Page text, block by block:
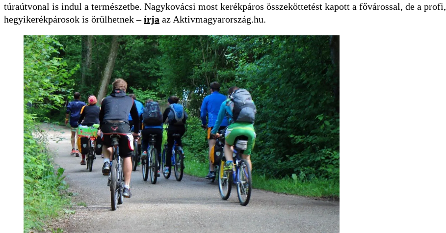
túraútvonal is indul a természetbe. Nagykovácsi most kerékpáros összeköttetést kapott a fővárossal, de a profi,
hegyikerékpárosok is örülhetnek –írja az Aktivmagyarország.hu.